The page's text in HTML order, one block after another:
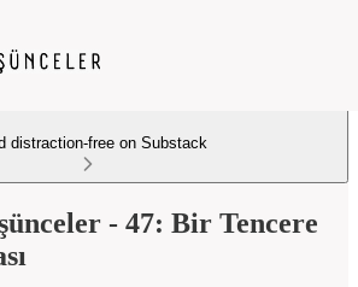
distraction-free on Substack
- 47: Bir Tencere